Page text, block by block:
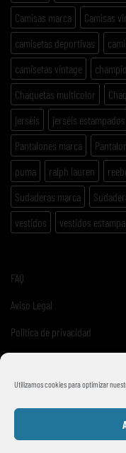
Utilizamos cookies para optimizar
Camisas marca
Camisas
camisetas deportivas
camisetas vintage
Chaquetas multicolor
jerséis
jerséis estampados
Pantalones marca
puma
ralph lauren
Sudaderas marca
vestidos
vestidos
FAQ
Aviso Legal
Politica de privacidad